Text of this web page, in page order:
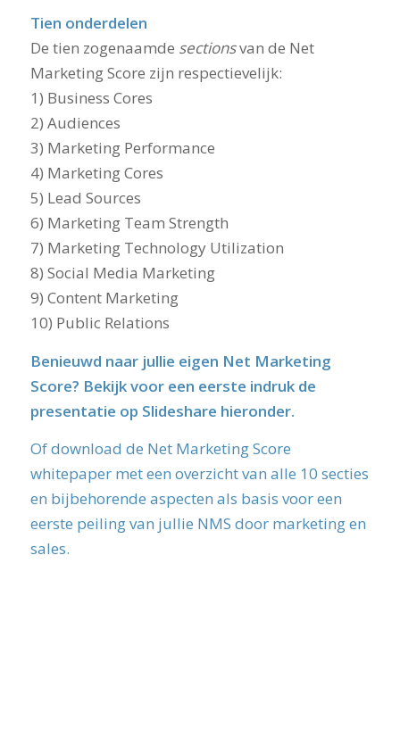
Tien onderdelen
De tien zogenaamde sectionsvan de Net
Marketing Score zijn respectievelijk:
1) Business Cores
2) Audiences
3) Marketing Performance
4) Marketing Cores
5) Lead Sources
6) Marketing Team Strength
7) Marketing Technology Utilization
8) Social Media Marketing
9) Content Marketing
10) Public Relations
Benieuwd naar jullie eigen Net Marketing
Score? Bekijk voor een eerste indruk de
presentatie op Slideshare hieronder.
Of download de Net Marketing Score
whitepaper met een overzicht van alle 10 secties
en bijbehorende aspecten als basis voor een
eerste peiling van jullie NMS door marketing en
sales.